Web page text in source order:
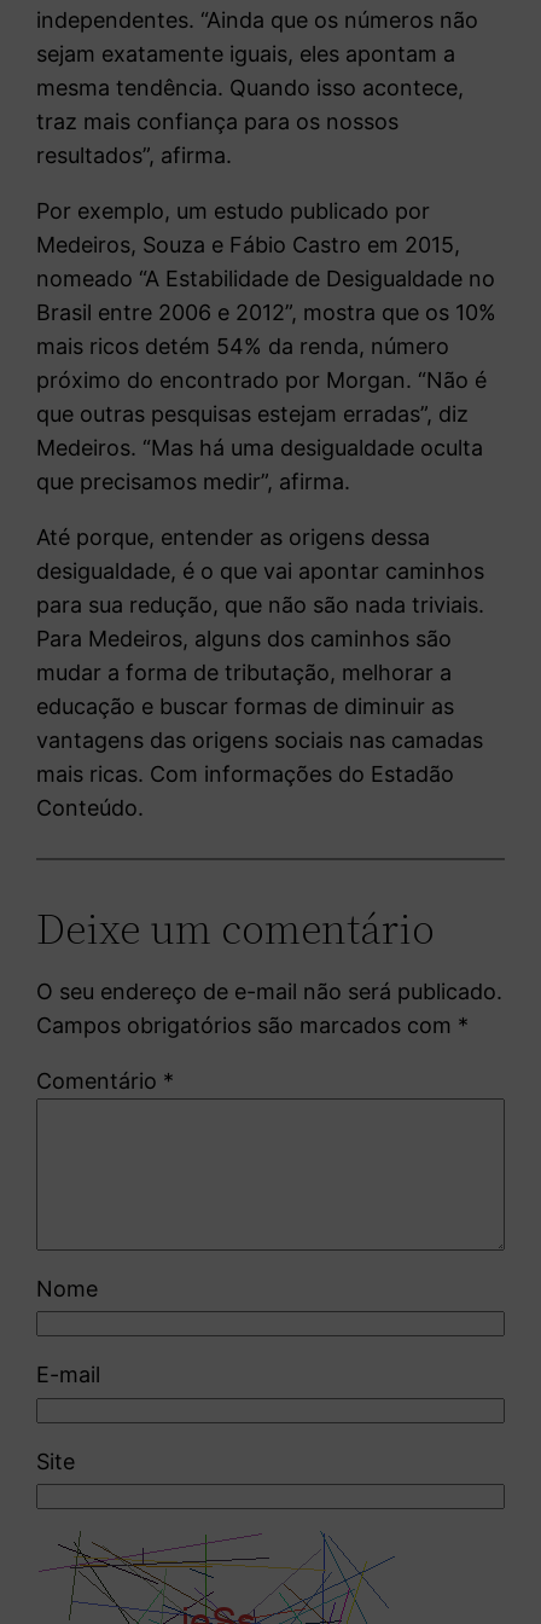
independentes. “Ainda que os números não
sejam exatamente iguais, eles apontam a
mesma tendência. Quando isso acontece,
traz mais confiança para os nossos
resultados”, afirma.
Por exemplo, um estudo publicado por
Medeiros, Souza e Fábio Castro em 2015,
nomeado “A Estabilidade de Desigualdade no
Brasil entre 2006 e 2012”, mostra que os 10%
mais ricos detém 54% da renda, número
próximo do encontrado por Morgan. “Não é
que outras pesquisas estejam erradas”, diz
Medeiros. “Mas há uma desigualdade oculta
que precisamos medir”, afirma.
Até porque, entender as origens dessa
desigualdade, é o que vai apontar caminhos
para sua redução, que não são nada triviais.
Para Medeiros, alguns dos caminhos são
mudar a forma de tributação, melhorar a
educação e buscar formas de diminuir as
vantagens das origens sociais nas camadas
mais ricas. Com informações do Estadão
Conteúdo.
Deixe um comentário
O seu endereço de e-mail não será publicado.
Campos obrigatórios são marcados com *
Comentário *
Nome
E-mail
Site